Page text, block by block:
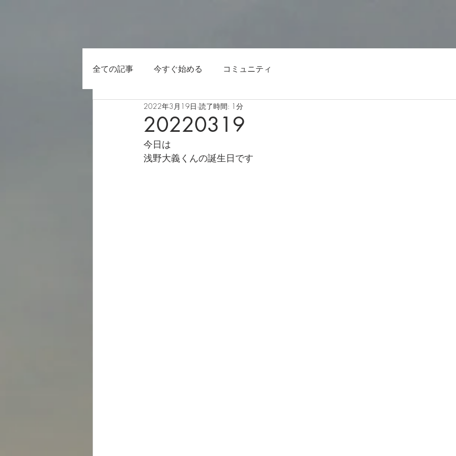
全ての記事 今すぐ始める コミュニティ
20220319
2022年3月19日 読了時間: 1分
今日は
浅野大義くんの誕生日です